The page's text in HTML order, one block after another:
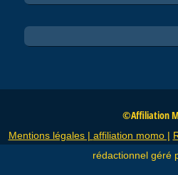
©Affiliation
Mentions légales | affiliation momo |
rédactionnel géré